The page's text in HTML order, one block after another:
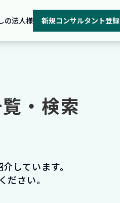
の法人様 新規コンサルタント登録
・検索
しています。
さい。